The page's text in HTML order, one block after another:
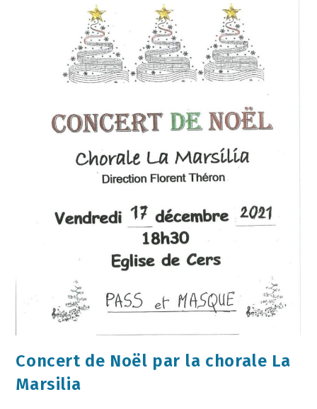
Concert de Noël par la chorale La
Marsilia